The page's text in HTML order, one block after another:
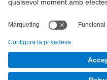
Formulari de contacte
Junta PAS Funcionari